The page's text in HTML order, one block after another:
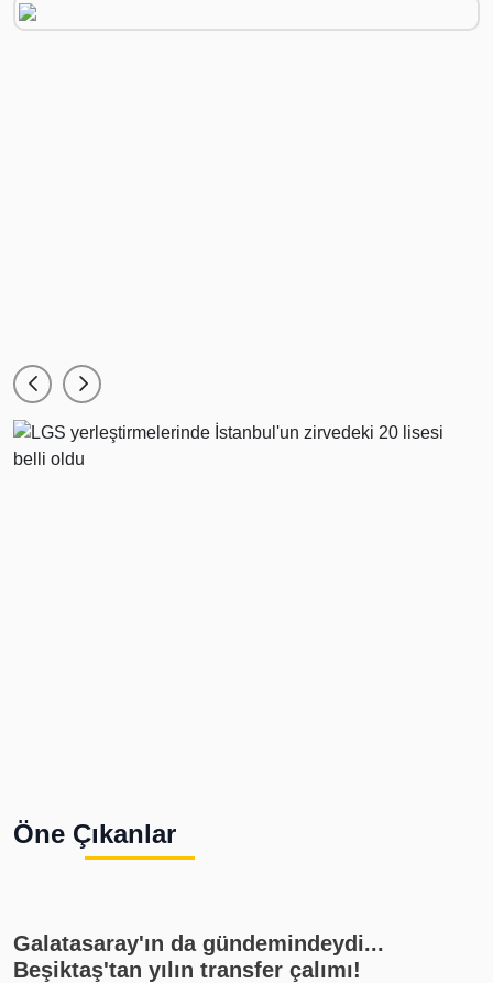
Öne Çıkanlar
Galatasaray'ın da gündemindeydi...
Beşiktaş'tan yılın transfer çalımı!